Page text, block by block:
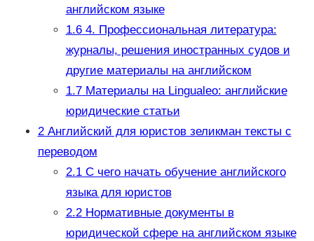
английском языке
1.64. Профессиональная литература:
журналы, решения иностранных судов и
другие материалы на английском
1.7Материалы на Lingualeo: английские
юридические статьи
2Английский для юристов зеликман тексты с
переводом
2.1С чего начать обучение английского
языка для юристов
2.2Нормативные документы в
юридической сфере на английском языке